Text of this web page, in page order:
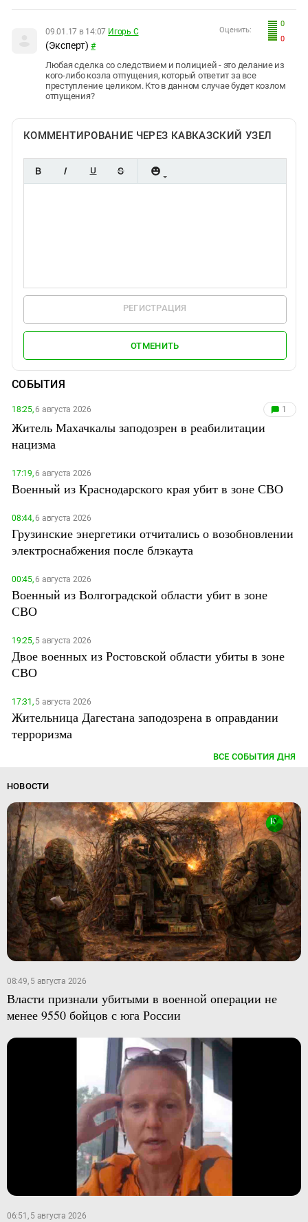
0
0
Оценить:
09.01.17 в 14:07 Игорь С
(Эксперт) #
Любая сделка со следствием и полицией - это делание из
кого-либо козла отпущения, который ответит за все
преступление целиком. Кто в данном случае будет козлом
отпущения?
КОММЕНТИРОВАНИЕ ЧЕРЕЗ КАВКАЗСКИЙ УЗЕЛ
РЕГИСТРАЦИЯ
ОТМЕНИТЬ
СОБЫТИЯ
18:25,6 августа 2026 1
Житель Махачкалы заподозрен в реабилитации
нацизма
17:19,6 августа 2026
Военный из Краснодарского края убит в зоне СВО
08:44,6 августа 2026
Грузинские энергетики отчитались о возобновлении
электроснабжения после блэкаута
00:45,6 августа 2026
Военный из Волгоградской области убит в зоне
СВО
19:25,5 августа 2026
Двое военных из Ростовской области убиты в зоне
СВО
17:31,5 августа 2026
Жительница Дагестана заподозрена в оправдании
терроризма
ВСЕ СОБЫТИЯ ДНЯ
НОВОСТИ
08:49, 5 августа 2026
Власти признали убитыми в военной операции не
менее 9550 бойцов с юга России
06:51, 5 августа 2026